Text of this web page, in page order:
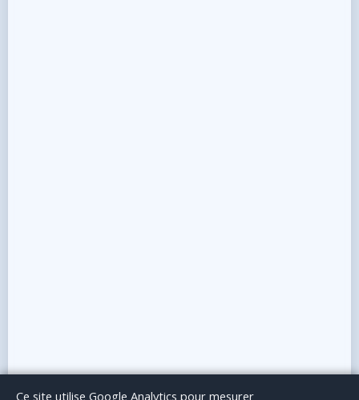
Le BlogPublicité Articles invitésMentions Légales
Ce site utilise Google Analytics pour mesurer